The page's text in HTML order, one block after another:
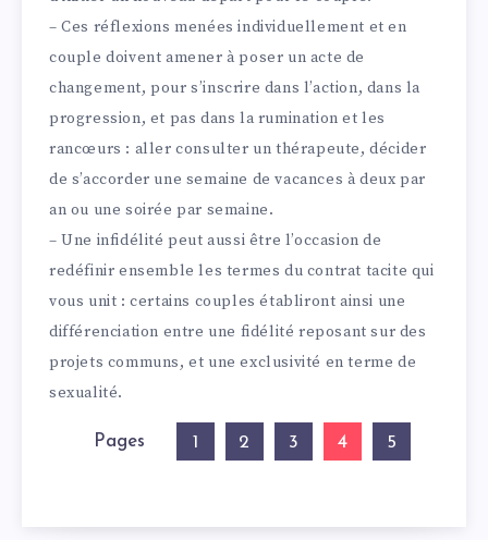
– Ces réflexions menées individuellement et en
couple doivent amener à poser un acte de
changement, pour s’inscrire dans l’action, dans la
progression, et pas dans la rumination et les
rancœurs : aller consulter un thérapeute, décider
de s’accorder une semaine de vacances à deux par
an ou une soirée par semaine.
– Une infidélité peut aussi être l’occasion de
redéfinir ensemble les termes du contrat tacite qui
vous unit : certains couples établiront ainsi une
différenciation entre une fidélité reposant sur des
projets communs, et une exclusivité en terme de
sexualité.
Pages 1 2 3 4 5